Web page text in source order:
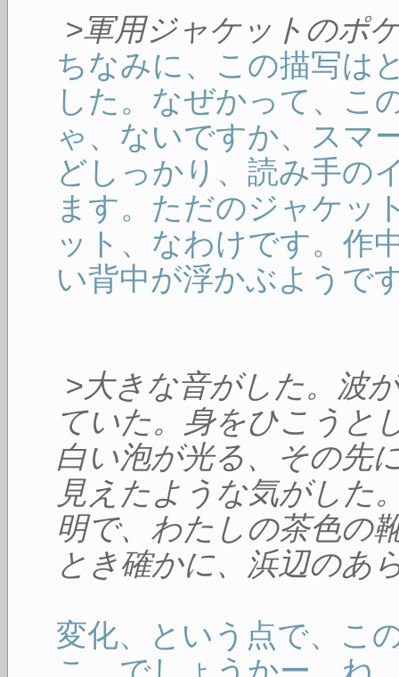
>軍用ジャケットのポ
ちなみに、この描写は
した。なぜかって、こ
ゃ、ないですか、スマ
どしっかり、読み手の
ます。ただのジャケッ
ット、なわけです。作
い背中が浮かぶようで
>大きな音がした。波
ていた。身をひこうと
白い泡が光る、その先
見えたような気がした
明で、わたしの茶色の
とき確かに、浜辺のあ
変化、という点で、こ